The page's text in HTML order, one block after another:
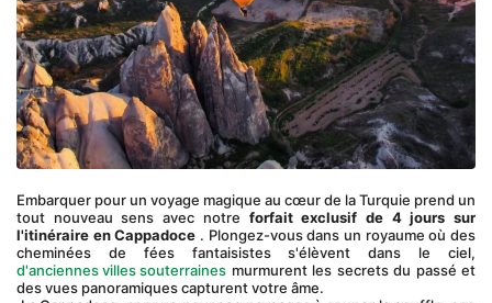
Embarquer pour un voyage magique au cœur de la Turquie prend un
tout nouveau sens avec notre forfait exclusif de 4 jours sur
l'itinéraire en Cappadoce . Plongez-vous dans un royaume où des
cheminées de fées fantaisistes s'élèvent dans le ciel,
d'anciennes villes souterraines murmurent les secrets du passé et
des vues panoramiques capturent votre âme.